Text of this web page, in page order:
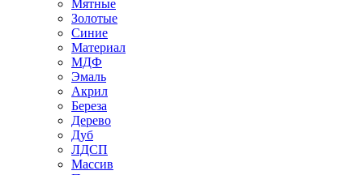
Мятные
Золотые
Синие
Материал
МДФ
Эмаль
Акрил
Береза
Дерево
Дуб
ЛДСП
Массив